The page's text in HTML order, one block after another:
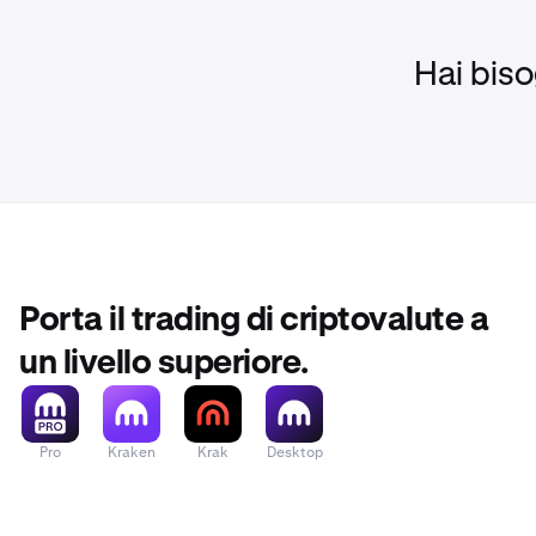
Se non sei
consulente
Hai
Porta il trading di criptovalute a
un livello superiore.
Pro Kraken Krak Desktop